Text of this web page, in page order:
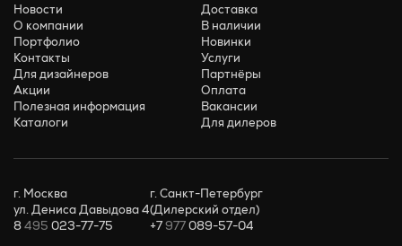
Новости
О компании
Портфолио
Контакты
Для дизайнеров
Акции
Полезная информация
Каталоги
Доставка
В наличии
Новинки
Услуги
Партнёры
Оплата
Вакансии
Для дилеров
г. Москва
ул. Дениса Давыдова 4
8495 023-77-75
г. Санкт-Петербург
(Дилерский отдел)
+7977089-57-04